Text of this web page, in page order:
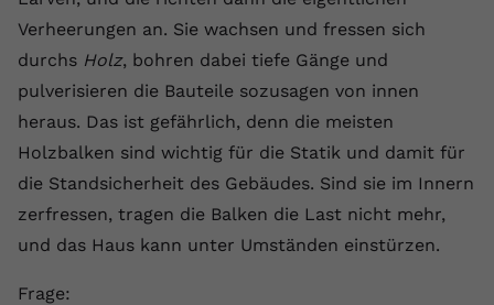
Verheerungen an. Sie wachsen und fressen sich
durchs Holz, bohren dabei tiefe Gänge und
pulverisieren die Bauteile sozusagen von innen
heraus. Das ist gefährlich, denn die meisten
Holzbalken sind wichtig für die Statik und damit für
die Standsicherheit des Gebäudes. Sind sie im Innern
zerfressen, tragen die Balken die Last nicht mehr,
und das Haus kann unter Umständen einstürzen.
Frage: